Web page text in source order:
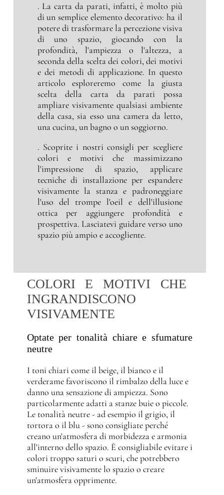
. La carta da parati, infatti, è molto più
di un semplice elemento decorativo: ha il
potere di trasformare la percezione visiva
di uno spazio, giocando con la
profondità, l'ampiezza o l'altezza, a
seconda della scelta dei colori, dei motivi
e dei metodi di applicazione. In questo
articolo esploreremo come la giusta
scelta della carta da parati possa
ampliare visivamente qualsiasi ambiente
della casa, sia esso una camera da letto,
una cucina, un bagno o un soggiorno.
. Scoprite i nostri consigli per scegliere
colori e motivi che massimizzano
l'impressione di spazio, applicare
tecniche di installazione per espandere
visivamente la stanza e padroneggiare
l'uso del trompe l'oeil e dell'illusione
ottica per aggiungere profondità e
prospettiva. Lasciatevi guidare verso uno
spazio più ampio e accogliente.
COLORI E MOTIVI CHE
INGRANDISCONO
VISIVAMENTE
Optate per tonalità chiare e sfumature
neutre
I toni chiari come il beige, il bianco e il
verderame favoriscono il rimbalzo della luce e
danno una sensazione di ampiezza. Sono
particolarmente adatti a stanze buie o piccole.
Le tonalità neutre - ad esempio il grigio, il
tortora o il blu - sono consigliate perché
creano un'atmosfera di morbidezza e armonia
all'interno dello spazio. È consigliabile evitare i
colori troppo saturi o scuri, che potrebbero
sminuire visivamente lo spazio o creare
un'atmosfera opprimente.